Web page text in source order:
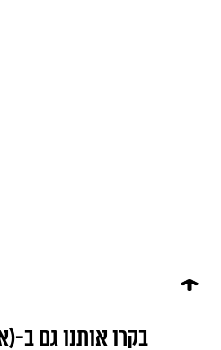
בקרו אותנו גם ב-